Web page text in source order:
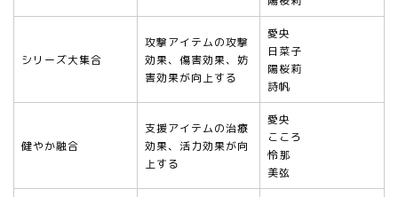
シリーズ大集合
攻撃アイテムの攻撃
効果、傷害効果、妨
害効果が向上する
愛央
日菜子
陽桜莉
詩帆
健やか融合
支援アイテムの治療
効果、活力効果が向
上する
愛央
こころ
怜那
美弦